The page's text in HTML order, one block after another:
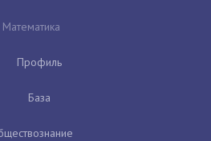
Математика
Профиль
База